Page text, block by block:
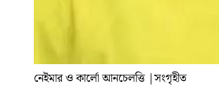
নেইমার ও কার্লো আনচেলত্তি |সংগৃহীত